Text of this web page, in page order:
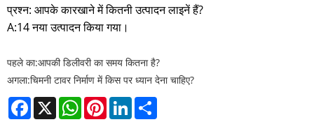
प्रश्न: आपके कारखाने में कितनी उत्पादन लाइनें हैं?
A:14 नया उत्पादन किया गया।
पहले का:आपकी डिलीवरी का समय कितना है?
अगला:चिमनी टावर निर्माण में किस पर ध्यान देना चाहिए?
Facebook
X WhatsAppPinterestLinkedIn